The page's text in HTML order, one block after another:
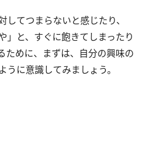
てつまらないと感じたり、
」と、すぐに飽きてしまったり
ために、まずは、自分の興味の
に意識してみましょう。